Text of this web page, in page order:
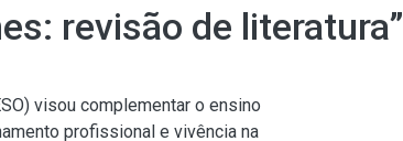
revisão de literatura”
visou complementar o ensino
profissional e vivência na